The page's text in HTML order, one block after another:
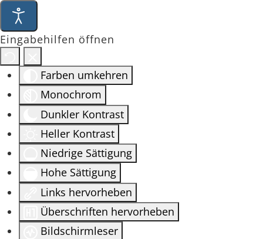
Eingabehilfen öffnen
Farben umkehren
Monochrom
Dunkler Kontrast
Heller Kontrast
Niedrige Sättigung
Hohe Sättigung
Links hervorheben
Überschriften hervorheben
Bildschirmleser